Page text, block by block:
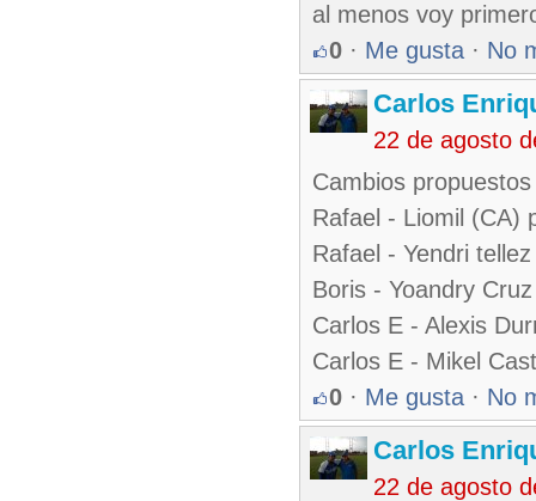
al menos voy
0 · Me gusta · No
Carlos
22 de agosto
Cambios propuestos
Rafael - Liomil (CA)
Rafael - Yendri
Boris - Yoandry
Carlos E - Alexis
Carlos E - Mikel
0 · Me gusta · No
Carlos
22 de agosto